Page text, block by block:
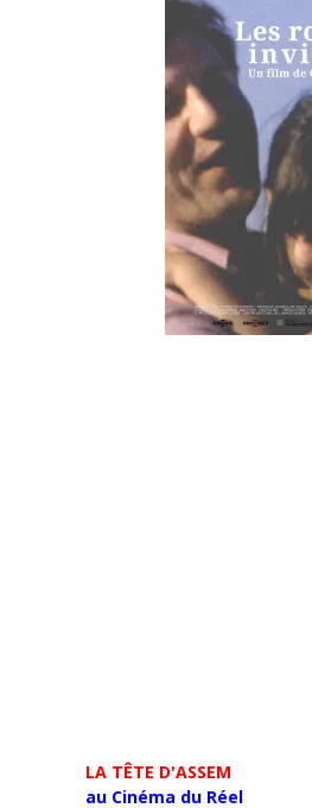
LA TÊTE D'ASSEM
au Cinéma du Réel